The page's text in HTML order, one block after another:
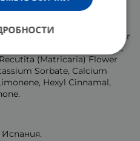
Flower Water,
- 40 Hydrogenated Castor
2 - Nitropropane - 1,3 - Diol,
(Matricaria) Flower
Sorbate, Calcium
Hexyl Cinnamal,
Испания.